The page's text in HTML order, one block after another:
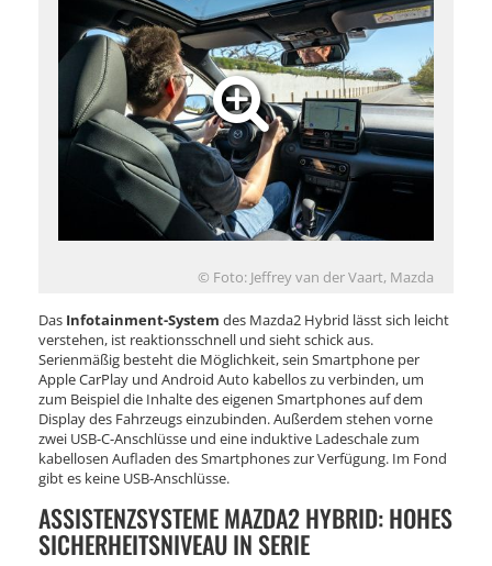
© Foto: Jeffrey van der Vaart, Mazda
Das Infotainment-System des Mazda2 Hybrid lässt sich leicht
verstehen, ist reaktionsschnell und sieht schick aus.
Serienmäßig besteht die Möglichkeit, sein Smartphone per
Apple CarPlay und Android Auto kabellos zu verbinden, um
zum Beispiel die Inhalte des eigenen Smartphones auf dem
Display des Fahrzeugs einzubinden. Außerdem stehen vorne
zwei USB-C-Anschlüsse und eine induktive Ladeschale zum
kabellosen Aufladen des Smartphones zur Verfügung. Im Fond
gibt es keine USB-Anschlüsse.
ASSISTENZSYSTEME MAZDA2 HYBRID: HOHES
SICHERHEITSNIVEAU IN SERIE